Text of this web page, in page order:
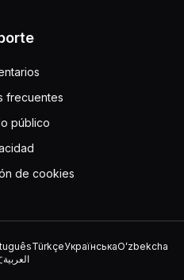
frecuentes
público
de cookies
TürkçeУкраїнськаOʻzbekcha
العربية